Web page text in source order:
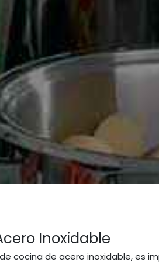
Inoxidable
cocina de acero inoxidable, es